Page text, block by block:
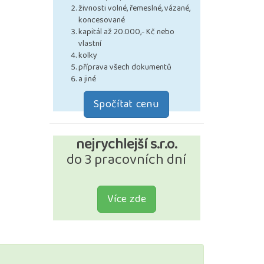
živnosti volné, řemeslné, vázané,
koncesované
kapitál až 20.000,- Kč nebo
vlastní
kolky
příprava všech dokumentů
a jiné
Spočítat cenu
nejrychlejší s.r.o.
do 3 pracovních dní
Více zde